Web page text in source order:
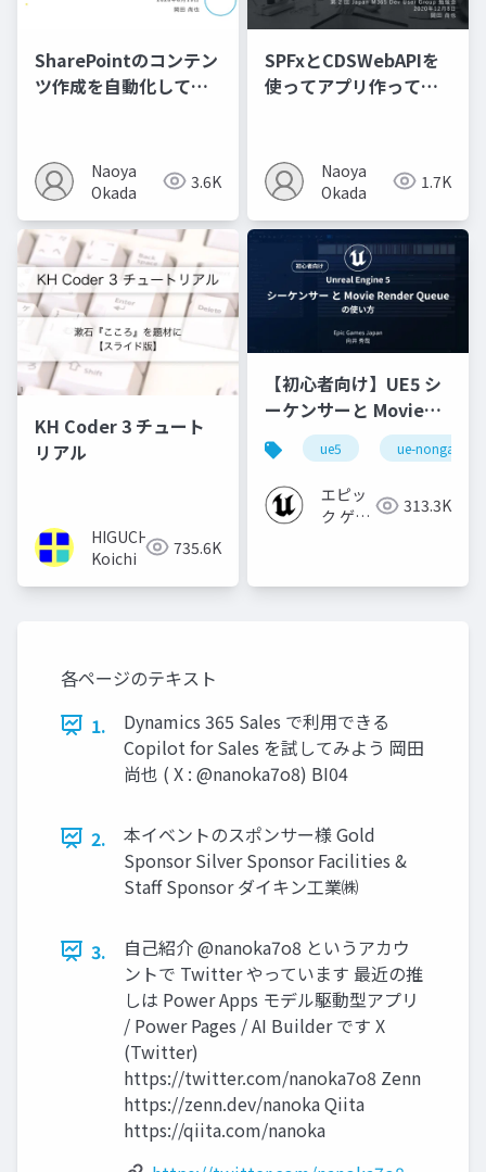
SharePointのコンテン
ツ作成を自動化してえ
Naoya
Okada
3.6K
SPFxとCDSWebAPIを
使ってアプリ作ってみ
Naoya
Okada
1.7K
KH Coder 3 チュート
リアル
HIGUCHI
Koichi
735.6K
【初心者向け】UE5 シ
ーケンサーと Movie
Render Queue の使い
方【Cinematic Dive
2023】
ue5 ue-nongame
エピッ
ク ゲー
313.3K
各ページのテキスト
1.
Dynamics 365 Sales で利用できる
Copilot for Sales を試してみよう 岡田
尚也 ( X : @nanoka7o8) BI04
2.
本イベントのスポンサー様 Gold
Sponsor Silver Sponsor Facilities &
Staff Sponsor ダイキン工業㈱
3.
自己紹介 @nanoka7o8 というアカウ
ントで Twitter やっています 最近の推
しは Power Apps モデル駆動型アプリ
/ Power Pages / AI Builder です X
(Twitter)
https://twitter.com/nanoka7o8 Zenn
https://zenn.dev/nanoka Qiita
https://qiita.com/nanoka